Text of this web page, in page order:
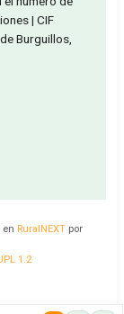
| CIF
Burguillos,
en RuralNEXT por
1.2